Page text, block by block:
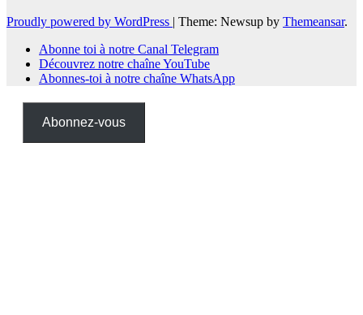
Proudly powered by WordPress | Theme: Newsup by Themeansar.
Abonne toi à notre Canal Telegram
Découvrez notre chaîne YouTube
Abonnes-toi à notre chaîne WhatsApp
Abonnez-vous